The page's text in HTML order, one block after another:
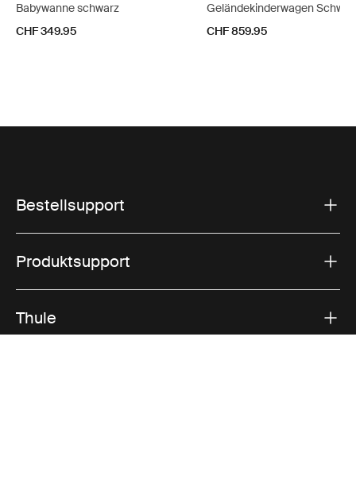
Babywanne schwarz
CHF 349.95
Geländekinderwagen
CHF 859.95
Bestellsupport
Produktsupport
Thule